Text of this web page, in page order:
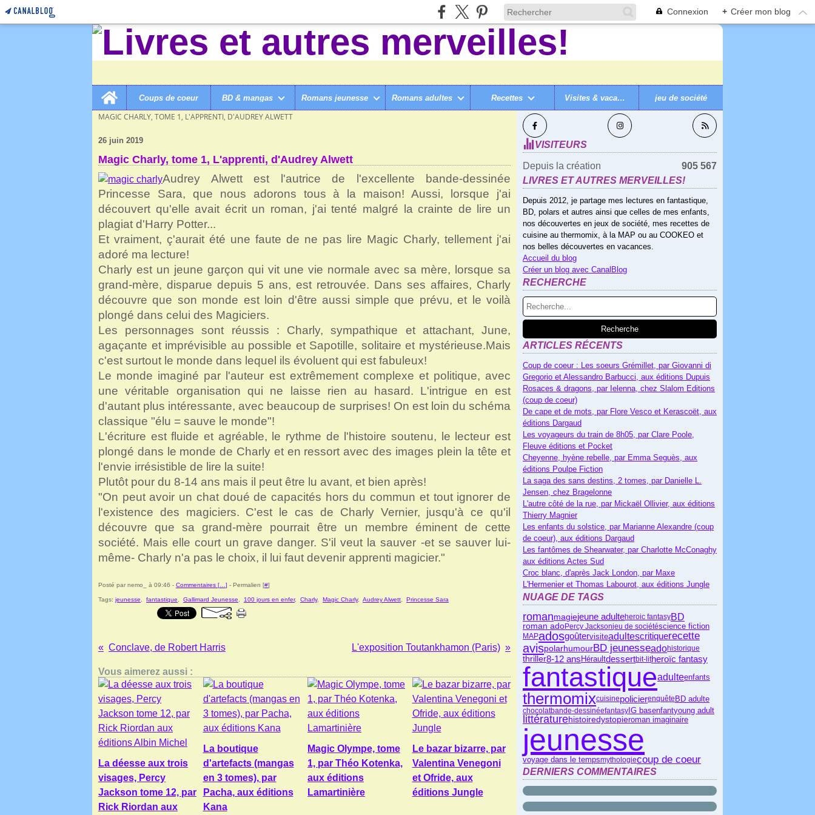
Connexion + Créer mon blog
Home
Coups de coeur
BD & mangas Romans jeunesse Romans adultes Recettes Visites & vacances jeu de société
LIVRES ET AUTRES MERVEILLES! > 3B ROMANS COLLÈGE ET + >
MAGIC CHARLY, TOME 1, L'APPRENTI, D'AUDREY ALWETT
26 juin 2019
Magic Charly, tome 1, L'apprenti, d'Audrey Alwett
Audrey Alwett est l'autrice de l'excellente bande-dessinée
Princesse Sara, que nous adorons tous à la maison! Aussi, lorsque j'ai
découvert qu'elle avait écrit un roman, j'ai tenté malgré la crainte de lire un
plagiat d'Harry Potter...
Et vraiment, ç'aurait été une faute de ne pas lire Magic Charly, tellement j'ai
adoré ma lecture!
Charly est un jeune garçon qui vit une vie normale avec sa mère, lorsque sa
grand-mère, disparue depuis 5 ans, est retrouvée. Dans ses affaires, Charly
découvre que son monde est loin d'être aussi simple que prévu, et le voilà
plongé dans celui des Magiciers.
Les personnages sont réussis : Charly, sympathique et attachant, June,
agaçante et imprévisible au possible et Sapotille, solitaire et mystérieuse.Mais
c'est surtout le monde dans lequel ils évoluent qui est fabuleux!
Le monde imaginé par l'auteur est extrêmement complexe et politique, avec
une véritable organisation qui ne laisse rien au hasard. L'intrigue en est
d'autant plus intéressante, avec beaucoup de surprises! On est loin du schéma
classique "élu = sauve le monde"!
L'écriture est fluide et agréable, le rythme de l'histoire soutenu, le lecteur est
plongé dans le monde de Charly et en ressort avec des images plein la tête et
l'envie irrésistible de lire la suite!
Plutôt pour du 8-14 ans mais il peut être lu avant, et bien après!
"On peut avoir un chat doué de capacités hors du commun et tout ignorer de
l'existence des magiciers. C'est le cas de Charly Vernier, jusqu'à ce qu'il
découvre que sa grand-mère pourrait être un membre éminent de cette
société. Mais elle court un grave danger. S'il veut la sauver -et se sauver lui-
même- Charly n'a pas le choix, il lui faut devenir apprenti magicier."
Posté par nemo_ à 09:46 - Commentaires [ ] - Permalien [#]
Tags: jeunesse fantastique Gallimard Jeunesse 100 jours en enfer, Charly, Magic Charly, Audrey Alwett Princesse Sara
Conclave, de Robert Harris L'exposition Toutankhamon (Paris)
Vous aimerez aussi :
La déesse aux trois
visages, Percy
Jackson tome 12, par
Rick Riordan aux
La boutique
d'artefacts (mangas
en 3 tomes), par
Pacha, aux éditions
Kana
Magic Olympe, tome
1, par Théo Kotenka,
aux éditions
Lamartinière
Le bazar bizarre, par
Valentina Venegoni
et Ofride, aux
éditions Jungle
SUIVEZ-MOI
VISITEURS
Depuis la création
905 567
LIVRES ET AUTRES MERVEILLES!
Depuis 2012, je partage mes lectures en fantastique,
BD, polars et autres ainsi que celles de mes enfants,
nos découvertes en jeux de société, mes recettes de
cuisine au thermomix, à la MAP ou au COOKEO et
nos belles découvertes en vacances.
Accueil du blog
Créer un blog avec CanalBlog
RECHERCHE
ARTICLES RÉCENTS
Coup de coeur : Les soeurs Grémillet, par Giovanni di
Gregorio et Alessandro Barbucci, aux éditions Dupuis
Rosaces & dragons, par Ielenna, chez Slalom Editions
(coup de coeur)
De cape et de mots, par Flore Vesco et Kerascoët, aux
éditions Dargaud
Les voyageurs du train de 8h05, par Clare Poole,
Fleuve éditions et Pocket
Cheyenne, hyène rebelle, par Emma Seguès, aux
éditions Poulpe Fiction
La saga des sans destins, 2 tomes, par Danielle L.
Jensen, chez Bragelonne
L'autre côté de la rue, par Mickaël Ollivier, aux éditions
Thierry Magnier
Les enfants du solstice, par Marianne Alexandre (coup
de coeur), aux éditions Dargaud
Les fantômes de Shearwater, par Charlotte McConaghy
aux éditions Actes Sud
Croc blanc, d'après Jack London, par Maxe
L'Hermenier et Thomas Labourot, aux éditions Jungle
NUAGE DE TAGS
romanmagiejeune adulteheroic fantasyBD
roman adoPercy Jacksonjeu de sociétéscience fiction
MAPadosgoûtervisiteadultescritiquerecette
avispolarhumourBD jeunesseadohistorique
thriller8-12 ansHéraultdessertbit-litheroïc fantasy
fantastiqueadulteenfants
thermomixcuisinepolicierenquêteBD adulte
chocolatbande-dessinéefantasyIG basenfantyoung adult
littératurehistoiredystopieroman imaginaire
jeunesse
voyage dans le tempsmythologiecoup de coeur
DERNIERS COMMENTAIRES